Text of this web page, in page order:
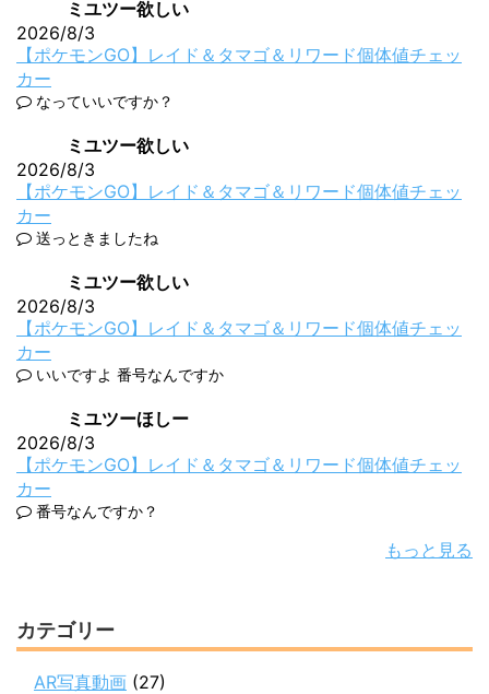
ミユツー欲しい
2026/8/3
【ポケモンGO】レイド＆タマゴ＆リワード個体値チェッ
カー
なっていいですか？
ミユツー欲しい
2026/8/3
【ポケモンGO】レイド＆タマゴ＆リワード個体値チェッ
カー
送っときましたね
ミユツー欲しい
2026/8/3
【ポケモンGO】レイド＆タマゴ＆リワード個体値チェッ
カー
いいですよ 番号なんですか
ミユツーほしー
2026/8/3
【ポケモンGO】レイド＆タマゴ＆リワード個体値チェッ
カー
番号なんですか？
もっと見る
カテゴリー
AR写真動画 (27)